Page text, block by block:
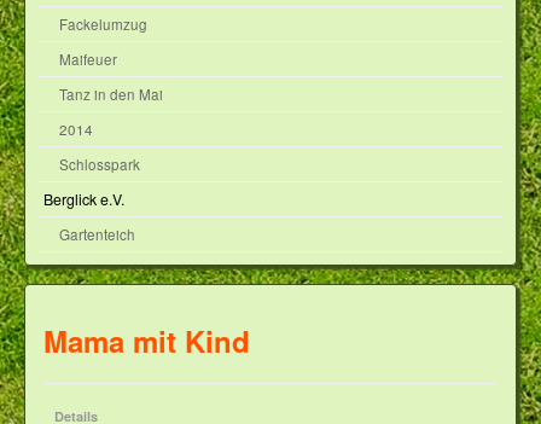
Fackelumzug
Maifeuer
Tanz in den Mai
2014
Schlosspark
Berglick e.V.
Gartenteich
Mama mit Kind
Details